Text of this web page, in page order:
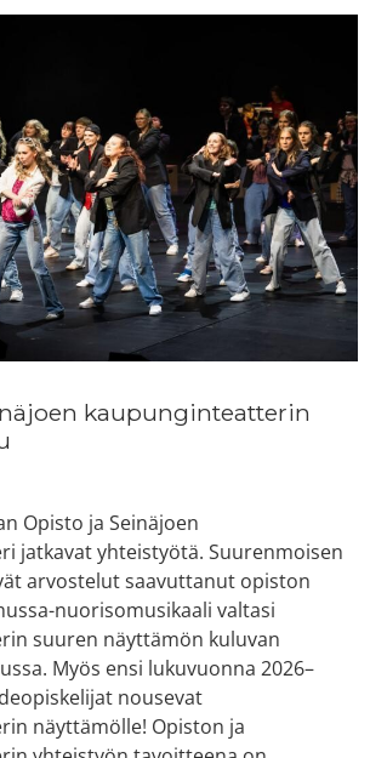
kaupunginteatterin
Opisto ja Seinäjoen
jatkavat yhteistyötä. Suurenmoisen
arvostelut saavuttanut opiston
nuorisomusikaali valtasi
suuren näyttämön kuluvan
Myös ensi lukuvuonna 2026–
nousevat
näyttämölle! Opiston ja